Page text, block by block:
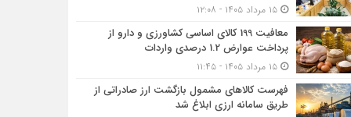
۱۵ مرداد ۱۴۰۵ - ۱۲:۰۸
معافیت 199 کالای اساسی کشاورزی و دارو از
پرداخت عوارض 1.2 درصدی واردات
۱۵ مرداد ۱۴۰۵ - ۱۱:۴۵
فهرست کالاهای مشمول بازگشت ارز صادراتی از
طریق سامانه ارزی ابلاغ شد